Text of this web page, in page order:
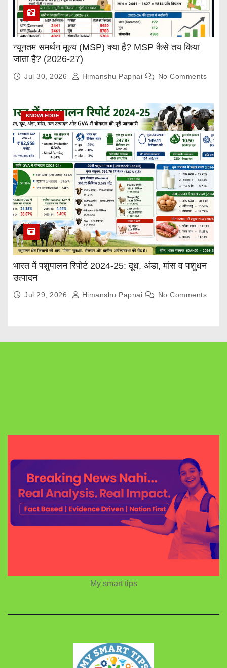
न्यूनतम समर्थन मूल्य (MSP) क्या है? MSP कैसे तय किया
जाता है? (2026-27)
Jul 30, 2026 Himanshu Papnai No Comments
KNOWLEDGE
भारत में पशुपालन रिपोर्ट 2024-25: दूध, अंडा, मांस व पशुधन
उत्पादन
Jul 29, 2026 Himanshu Papnai No Comments
My smart tips